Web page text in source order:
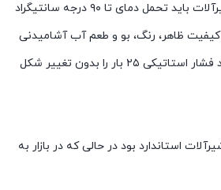
دمای تا ۹۰ درجه سانتیگراد
ظاهر، رنگ، بو و طعم آب آشامیدنی
را بدون تغییر شکل
استاندارد بود در حالی که در بازار به